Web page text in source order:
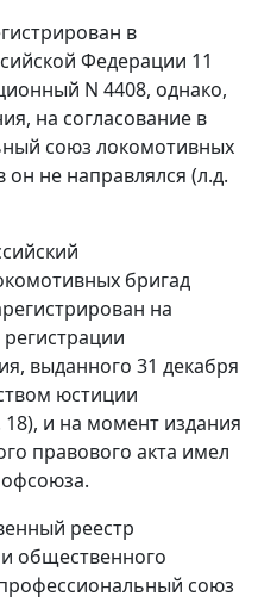
в
Федерации 11
N 4408, однако,
на согласование в
союз локомотивных
не направлялся (л.д.
бригад
на
выданного 31 декабря
юстиции
и на момент издания
правового акта имел
реестр
общественного
союз